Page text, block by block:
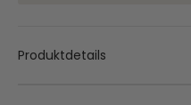
Produktdetails